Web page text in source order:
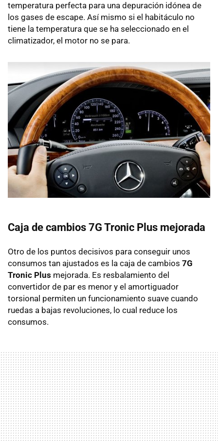
temperatura perfecta para una depuración idónea de
los gases de escape. Así mismo si el habitáculo no
tiene la temperatura que se ha seleccionado en el
climatizador, el motor no se para.
Caja de cambios 7G Tronic Plus mejorada
Otro de los puntos decisivos para conseguir unos
consumos tan ajustados es la caja de cambios 7G
Tronic Plus mejorada. Es resbalamiento del
convertidor de par es menor y el amortiguador
torsional permiten un funcionamiento suave cuando
ruedas a bajas revoluciones, lo cual reduce los
consumos.